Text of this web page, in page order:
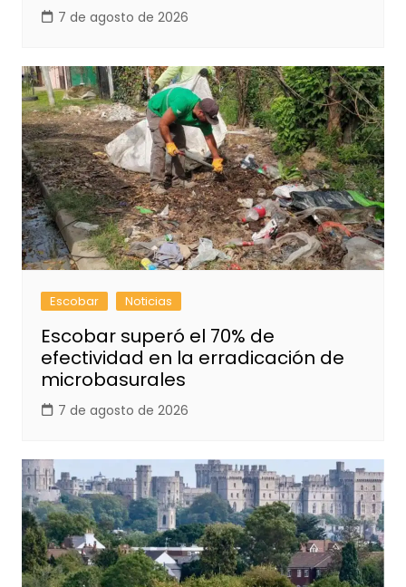
7 de agosto de 2026
Escobar Noticias
Escobar superó el 70% de
efectividad en la erradicación de
microbasurales
7 de agosto de 2026